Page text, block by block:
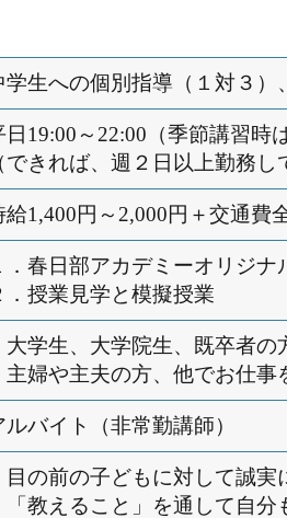
学生への個別指導（１対３
日19:00～22:00（季節講習時
できれば、週２日以上勤務
給1,400円～2,000円＋交通費
．春日部アカデミーオリジ
．授業見学と模擬授業
大学生、大学院生、既卒者の
主婦や主夫の方、他でお仕
ルバイト（非常勤講師）
目の前の子どもに対して誠
「教えること」を通して自